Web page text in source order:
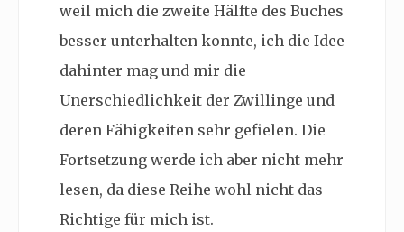
weil mich die zweite Hälfte des Buches
besser unterhalten konnte, ich die Idee
dahinter mag und mir die
Unerschiedlichkeit der Zwillinge und
deren Fähigkeiten sehr gefielen. Die
Fortsetzung werde ich aber nicht mehr
lesen, da diese Reihe wohl nicht das
Richtige für mich ist.